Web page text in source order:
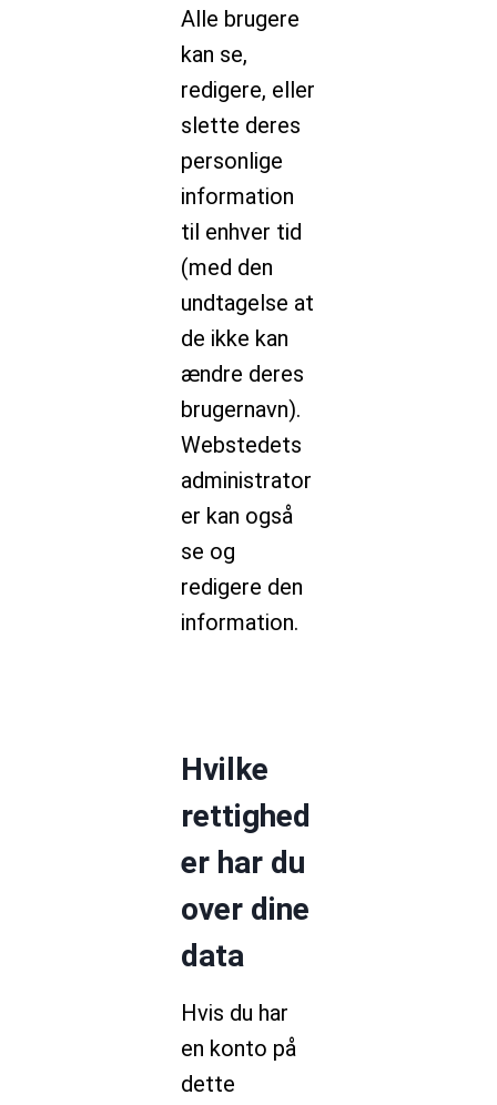
Alle brugere
kan se,
redigere, eller
slette deres
personlige
information
til enhver tid
(med den
undtagelse at
de ikke kan
ændre deres
brugernavn).
Webstedets
administrator
er kan også
se og
redigere den
information.
Hvilke
rettighed
er har du
over dine
data
Hvis du har
en konto på
dette